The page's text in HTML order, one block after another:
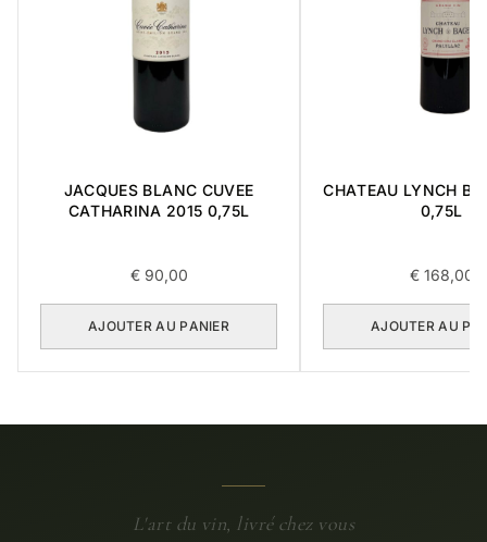
JACQUES BLANC CUVEE
CATHARINA 2015 0,75L
€90,00
AJOUTER AU PANIER
CHATEAU LYNCH
0,75L
€168,00
AJOUTER AU
L'art du vin, livré chez vous